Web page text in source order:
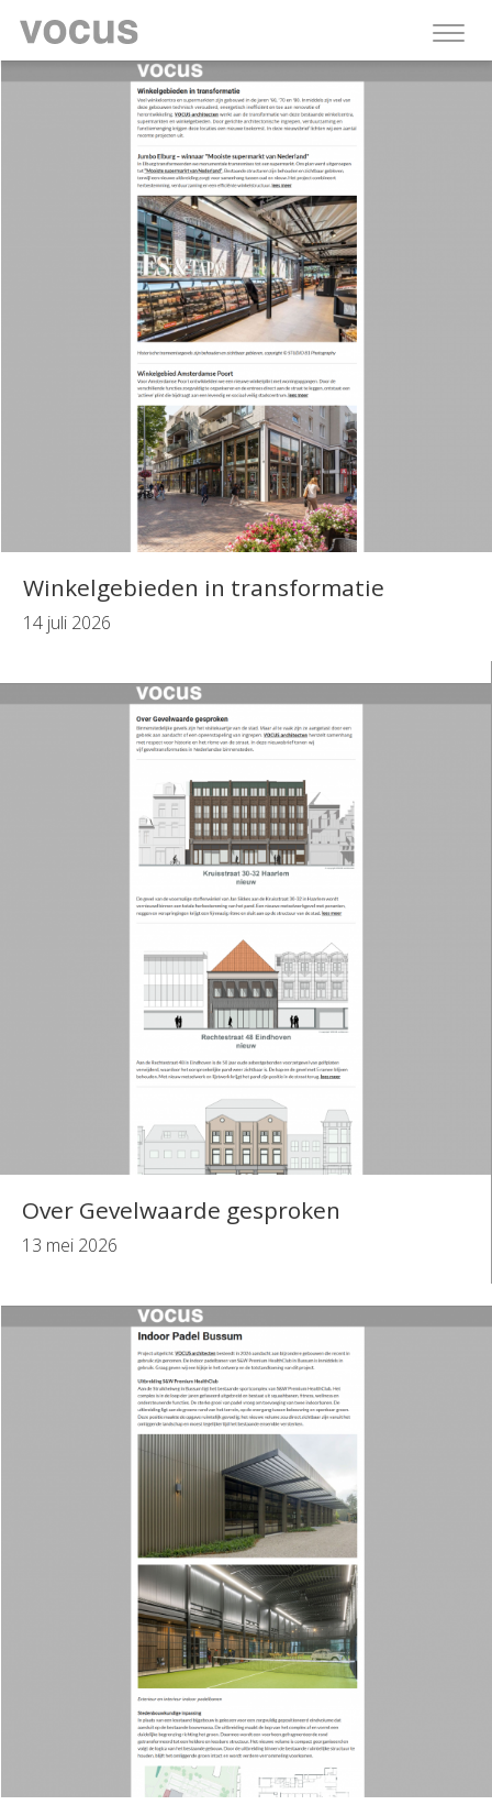
Winkelgebieden in transformatie
14 juli 2026
Over Gevelwaarde gesproken
13 mei 2026